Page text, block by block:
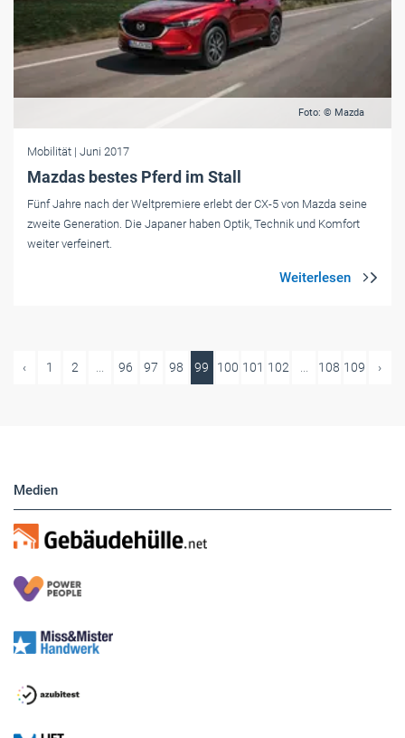
Foto: © Mazda
Mobilität | Juni 2017
Mazdas bestes Pferd im Stall
Fünf Jahre nach der Weltpremiere erlebt der CX-5 von Mazda seine
zweite Generation. Die Japaner haben Optik, Technik und Komfort
weiter verfeinert.
‹ 1 2 ... 96 97 98 99 100 101 102 ... 108 109 ›
Medien